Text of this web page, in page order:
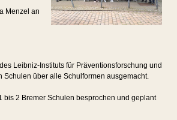
Menzel an
Leibniz-Instituts für Präventionsforschung und
Schulen über alle Schulformen ausgemacht.
bis 2 Bremer Schulen besprochen und geplant